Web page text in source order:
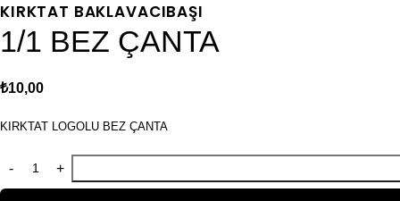
KIRKTAT BAKLAVACIBAŞI
1/1 BEZ ÇANTA
₺10,00
KIRKTAT LOGOLU BEZ ÇANTA